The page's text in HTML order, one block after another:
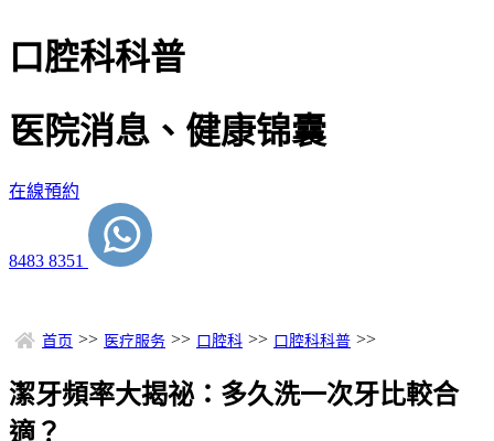
口腔科科普
医院消息、健康锦囊
在線預約
8483 8351
首页 >> 医疗服务 >> 口腔科 >> 口腔科科普 >>
潔牙頻率大揭祕：多久洗一次牙比較合
適？